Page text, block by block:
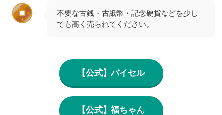
不要な古銭・古紙幣・記念硬貨などを少し
でも高く売られてください。
【公式】バイセル
【公式】福ちゃん